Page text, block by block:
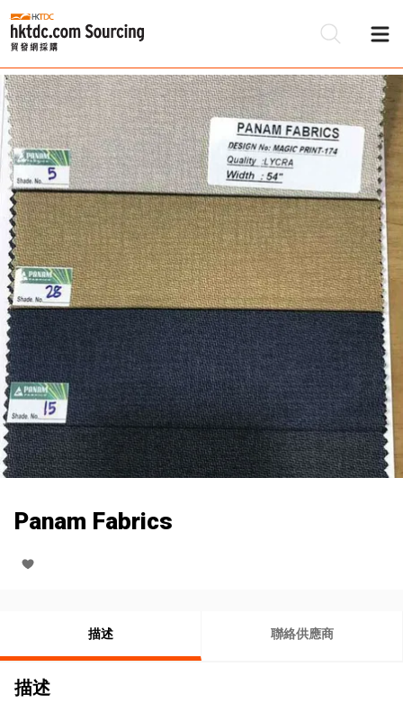
Panam Fabrics
描述 聯絡供應商
描述